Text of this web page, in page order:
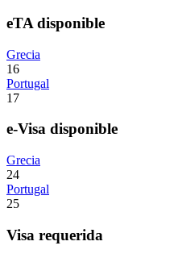
eTA disponible
Grecia
16
Portugal
17
e-Visa disponible
Grecia
24
Portugal
25
Visa requerida